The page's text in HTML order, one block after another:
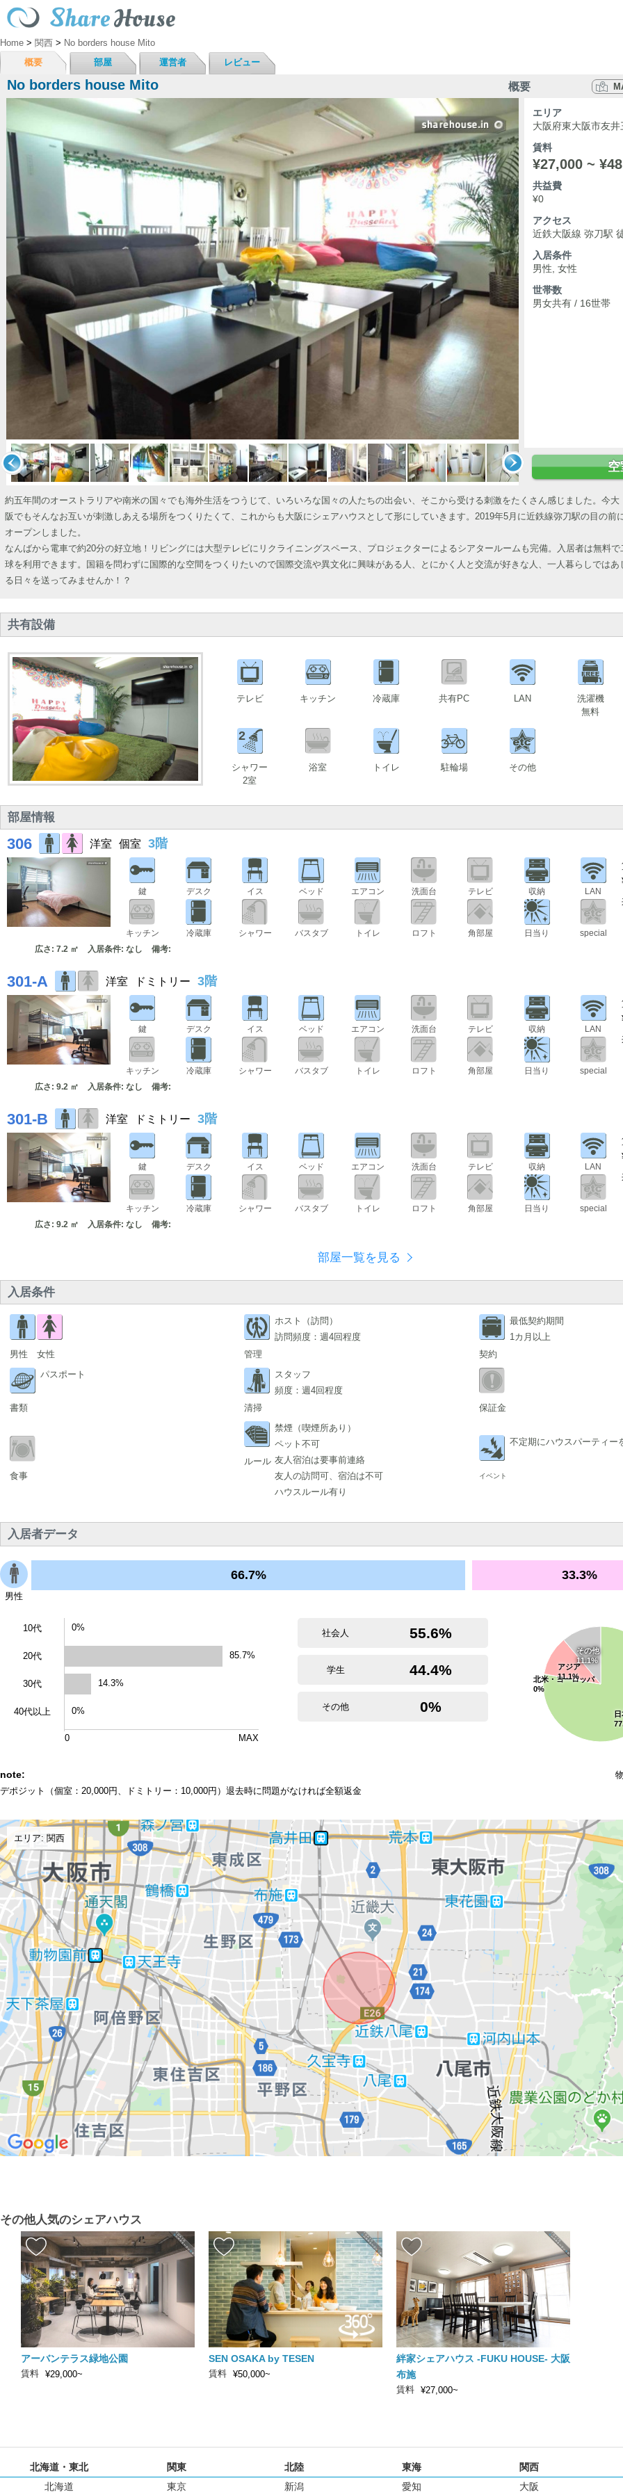
Home > 関西 > No borders house Mito
概要
部屋 運営者 レビュー
No borders house Mito 概要
エリア
大阪府東大阪市友
賃料
¥27,000 ~
共益費
¥0
アクセス
近鉄大阪線 弥刀駅
入居条件
男性, 女性
世帯数
男女共有 / 16世帯
空
約五年間のオーストラリアや南米の国々でも海外生活をつうじて、いろいろな国々の人たちの出会い、そこから受ける刺激をたくさん感じました。今大
阪でもそんなお互いが刺激しあえる場所をつくりたくて、これからも大阪にシェアハウスとして形にしていきます。2019年5月に近鉄線弥刀駅の目の前
オープンしました。
なんばから電車で約20分の好立地！リビングには大型テレビにリクライニングスペース、プロジェクターによるシアタールームも完備。入居者は無料
球を利用できます。国籍を問わずに国際的な空間をつくりたいので国際交流や異文化に興味がある人、とにかく人と交流が好きな人、一人暮らしでは
る日々を送ってみませんか！？
共有設備
テレビ キッチン 冷蔵庫 共有PC LAN
洗濯機
無料
2
シャワー
2室
浴室 トイレ 駐輪場 その他
部屋情報
306 洋室 個室 3階
鍵 デスク イス ベッド エアコン 洗面台 テレビ 収納 LAN
キッチン 冷蔵庫 シャワー バスタブ トイレ ロフト 角部屋 日当り special
広さ: 7.2 ㎡ 入居条件: なし 備考:
301-A 洋室 ドミトリー 3階
鍵 デスク イス ベッド エアコン 洗面台 テレビ 収納 LAN
キッチン 冷蔵庫 シャワー バスタブ トイレ ロフト 角部屋 日当り special
広さ: 9.2 ㎡ 入居条件: なし 備考:
301-B 洋室 ドミトリー 3階
鍵 デスク イス ベッド エアコン 洗面台 テレビ 収納 LAN
キッチン 冷蔵庫 シャワー バスタブ トイレ ロフト 角部屋 日当り special
広さ: 9.2 ㎡ 入居条件: なし 備考:
部屋一覧を見る
入居条件
男性 女性 管理
ホスト（訪問）
訪問頻度：週4回程度
契約
最低契約期間
1カ月以上
書類
パスポート
清掃
スタッフ
頻度：週4回程度
保証金
食事
ルール
禁煙（喫煙所あり）
ペット不可
友人宿泊は要事前連絡
友人の訪問可、宿泊は不可
ハウスルール有り
イベント
不定期にハウスパーティー
入居者データ
男性
66.7% 33.3%
10代 0%
20代 85.7%
30代 14.3%
40代以上 0%
0 MAX
社会人 55.6%
学生 44.4%
その他 0%
北米・ヨーロッパ
0%
アジア
11.1%
その他
11.1%
note:
デポジット（個室：20,000円、ドミトリー：10,000円）退去時に問題がなければ全額返金
エリア: 関西
その他人気のシェアハウス
アーバンテラス緑地公園
賃料 ¥29,000~
SEN OSAKA by TESEN
賃料 ¥50,000~
絆家シェアハウス -FUKU HOUSE- 大阪
布施
賃料 ¥27,000~
北海道・東北 関東 北陸 東海
関西
北海道
東京 新潟 愛知 大阪